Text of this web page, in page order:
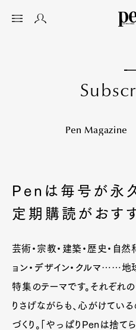
Su bscr
Pen Magazine
Penは毎号が永
定期購読がおすす
芸術・宗教・建築・歴史・自然
ョン・デザイン・クルマ……
特集のテーマです。それぞれ
りさげながらも、心がけてい
づくり。「やっぱりPenは捨て